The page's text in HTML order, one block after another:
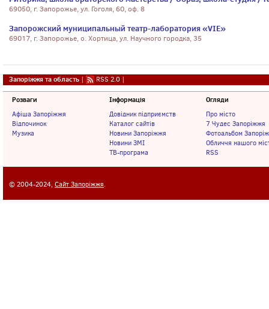
69050, г. Запорожье, ул. Гоголя, 60, оф. 8
Запорожский муниципальный театр-лаборатория «VIE»
69017, г. Запорожье, о. Хортица, ул. Научного городка, 35
Запоріжжя та область | RSS 2.0 |
Розваги
Афіша Запоріжжя
Відпочинок
Музика
Інформація
Довідник підприємств
Каталог сайтів
Новини Запоріжжя
Новини ЗМІ
ТВ-програма
Огляди
Про місто
7 Чудес Запоріжжя
Фотоальбом
Обличчя нашого
RSS
© 2004-2024, Сайт Запоріжжя.